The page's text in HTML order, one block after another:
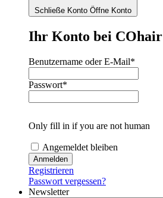
Schließe Konto Öffne Konto
Ihr Konto bei COhair
Benutzername oder E-Mail*
Passwort*
Only fill in if you are not human
Angemeldet bleiben
Registrieren
Passwort vergessen?
Newsletter